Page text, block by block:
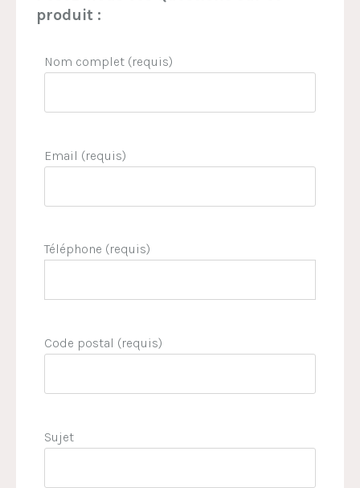
produit :
Nom complet (requis)
Email (requis)
Téléphone (requis)
Code postal (requis)
Sujet